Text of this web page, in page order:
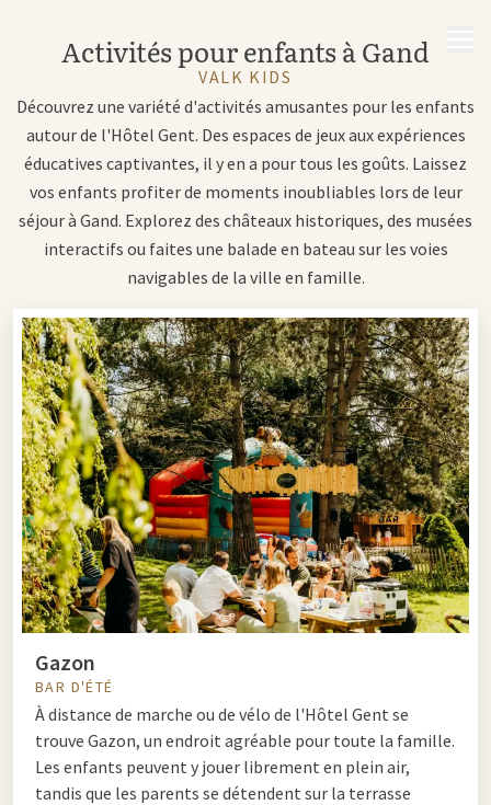
Activités pour enfants à Gand
VALK KIDS
Découvrez une variété d'activités amusantes pour les enfants
autour de l'Hôtel Gent. Des espaces de jeux aux expériences
éducatives captivantes, il y en a pour tous les goûts. Laissez
vos enfants profiter de moments inoubliables lors de leur
séjour à Gand. Explorez des châteaux historiques, des musées
interactifs ou faites une balade en bateau sur les voies
navigables de la ville en famille.
Gazon
BAR D'ÉTÉ
À distance de marche ou de vélo de l'Hôtel Gent se
trouve Gazon, un endroit agréable pour toute la famille.
Les enfants peuvent y jouer librement en plein air,
tandis que les parents se détendent sur la terrasse